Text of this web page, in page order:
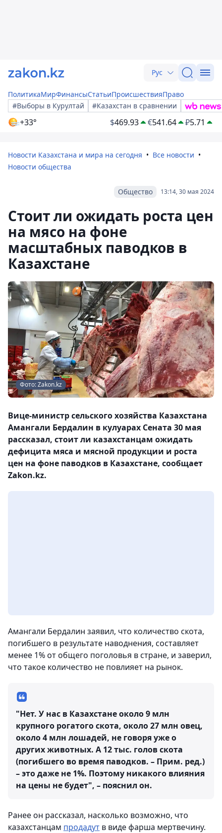
Рус
ПолитикаМирФинансыСтатьиПроисшествияПраво
#Выборы в Курултай
#Казахстан в сравнении
+33° $469.93 €541.64 ₽5.71
Новости Казахстана и мира на сегодня
Все новости
Новости общества
13:14, 30 мая 2024
Общество
Стоит ли ожидать роста цен
на мясо на фоне
масштабных паводков в
Казахстане
Фото: Zakon.kz
Вице-министр сельского хозяйства Казахстана
Амангали Бердалин в кулуарах Сената 30 мая
рассказал, стоит ли казахстанцам ожидать
дефицита мяса и мясной продукции и роста
цен на фоне паводков в Казахстане, сообщает
Zakon.kz.
Амангали Бердалин заявил, что количество скота,
погибшего в результате наводнения, составляет
менее 1% от общего поголовья в стране, и заверил,
что такое количество не повлияет на рынок.
"Нет. У нас в Казахстане около 9 млн
крупного рогатого скота, около 27 млн овец,
около 4 млн лошадей, не говоря уже о
других животных. А 12 тыс. голов скота
(погибшего во время паводков. – Прим. ред.)
– это даже не 1%. Поэтому никакого влияния
на цены не будет", – пояснил он.
Ранее он рассказал, насколько возможно, что
казахстанцам продадут в виде фарша мертвечину.